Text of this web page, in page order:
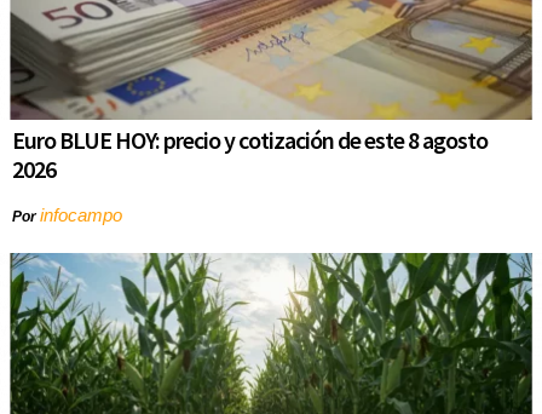
Euro BLUE HOY: precio y cotización de este 8 agosto
2026
Porinfocampo